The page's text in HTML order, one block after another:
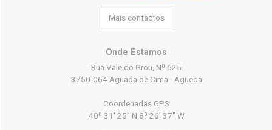
Mais contactos
Onde Estamos
Rua Vale do Grou, Nº 625
3750-064 Aguada de Cima - Águeda
Coordenadas GPS
40º 31' 25'' N 8º 26' 37'' W